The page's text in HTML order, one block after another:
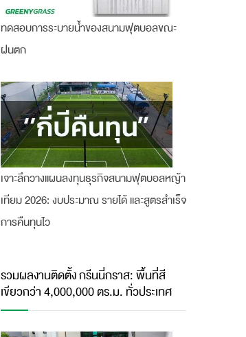
ทดสอบการระบายน้ำของสนามฟุตบอลขณะ
ฝนตก
เจาะลึกวางแผนลงทุนธุรกิจสนามฟุตบอลหญ้า
เทียม 2026: งบประมาณ รายได้ และสูตรสำเร็จ
การคืนทุนไว
รวมผลงานติดตั้ง กรีนนี่กราส: พื้นที่สี
เขียวกว่า 4,000,000 ตร.ม. ทั่วประเทศ